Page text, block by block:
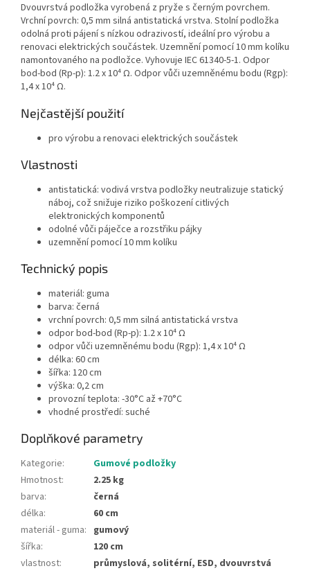
Dvouvrstvá podložka vyrobená z pryže s černým povrchem.
Vrchní povrch: 0,5 mm silná antistatická vrstva. Stolní podložka
odolná proti pájení s nízkou odrazivostí, ideální pro výrobu a
renovaci elektrických součástek. Uzemnění pomocí 10 mm kolíku
namontovaného na podložce. Vyhovuje IEC 61340-5-1. Odpor
bod-bod (Rp-p): 1.2 x 10⁴ Ω. Odpor vůči uzemněnému bodu (Rgp):
1,4 x 10⁴ Ω.
Nejčastější použití
pro výrobu a renovaci elektrických součástek
Vlastnosti
antistatická: vodivá vrstva podložky neutralizuje statický
náboj, což snižuje riziko poškození citlivých
elektronických komponentů
odolné vůči páječce a rozstřiku pájky
uzemnění pomocí 10 mm kolíku
Technický popis
materiál: guma
barva: černá
vrchní povrch: 0,5 mm silná antistatická vrstva
odpor bod-bod (Rp-p): 1.2 x 10⁴ Ω
odpor vůči uzemněnému bodu (Rgp): 1,4 x 10⁴ Ω
délka: 60 cm
šířka: 120 cm
výška: 0,2 cm
provozní teplota: -30°C až +70°C
vhodné prostředí: suché
Doplňkové parametry
Kategorie:
Gumové podložky
Hmotnost:
2.25 kg
barva:
černá
délka:
60 cm
materiál - guma: gumový
šířka:
120 cm
vlastnost:
průmyslová, solitérní, ESD, dvouvrstvá